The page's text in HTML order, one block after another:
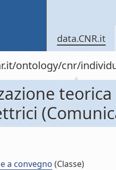
data.CNR.it
ontology/cnr/
a convegno (Classe)